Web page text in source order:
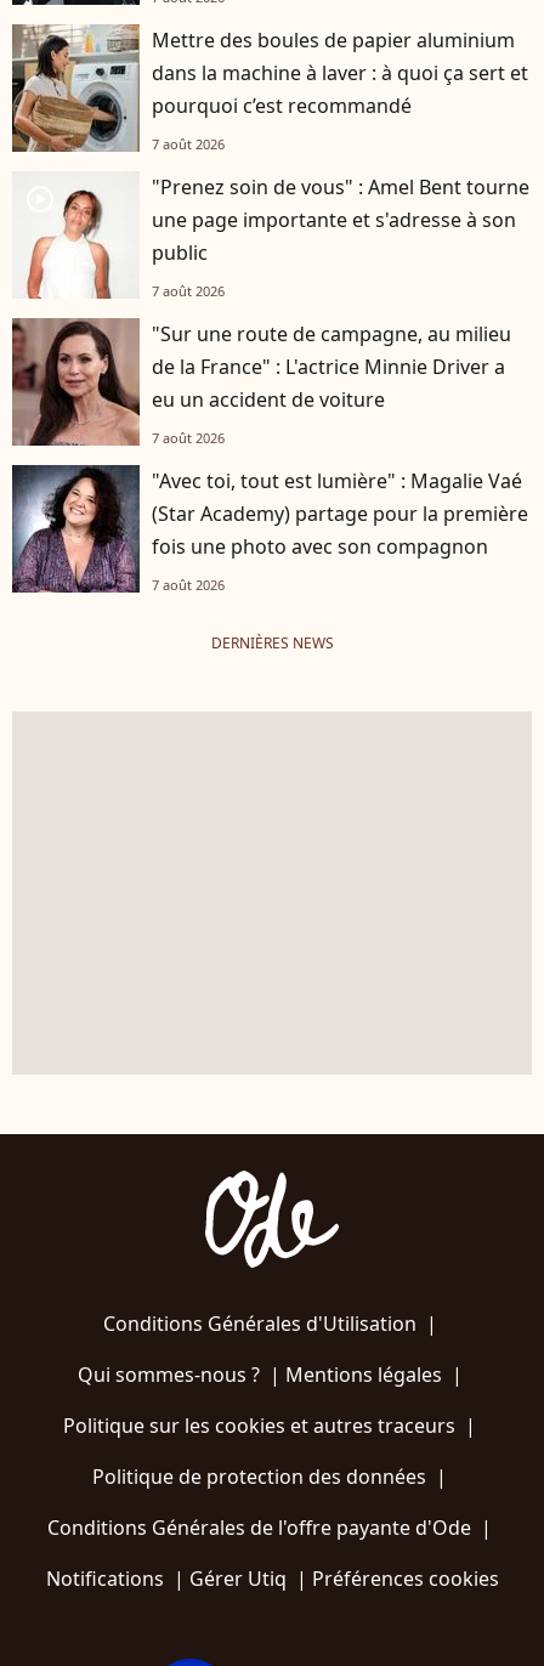
Mettre des boules de papier aluminium
dans la machine à laver : à quoi ça sert et
pourquoi c’est recommandé
7 août 2026
"Prenez soin de vous" : Amel Bent tourne
une page importante et s'adresse à son
public
7 août 2026
"Sur une route de campagne, au milieu
de la France" : L'actrice Minnie Driver a
eu un accident de voiture
7 août 2026
"Avec toi, tout est lumière" : Magalie Vaé
(Star Academy) partage pour la première
fois une photo avec son compagnon
7 août 2026
DERNIÈRES NEWS
Conditions Générales d'Utilisation |
Qui sommes-nous ?| Mentions légales |
Politique sur les cookies et autres traceurs |
Politique de protection des données |
Conditions Générales de l'offre payante d'Ode |
Notifications | Gérer Utiq | Préférences cookies